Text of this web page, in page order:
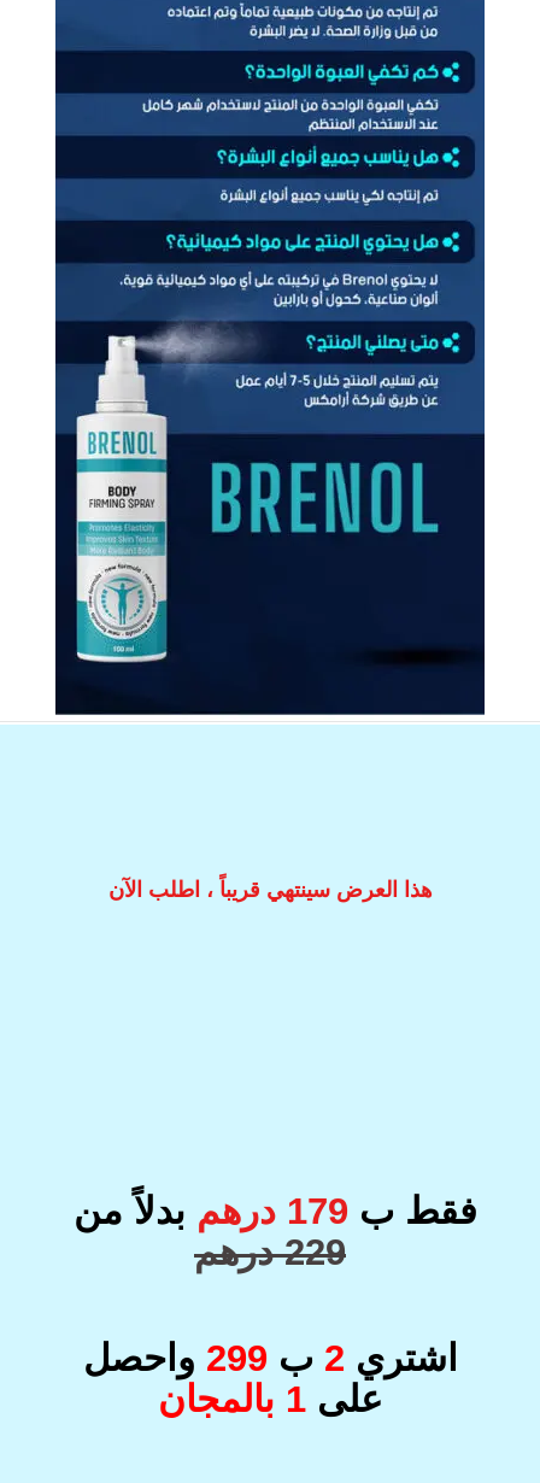
هذا العرض سينتهي قريباً ، اطلب الآن
فقط ب
بدلاً من
229 درهم
اشتري 2 ب 299 واحصل
على1 بالمجان